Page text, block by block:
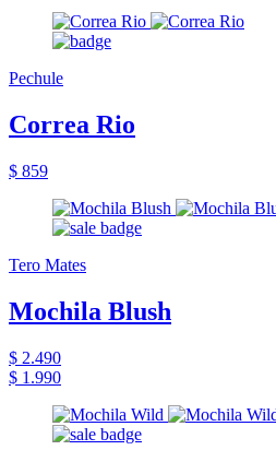
Pechule
Correa Rio
$ 859
Tero Mates
Mochila Blush
$ 2.490
$ 1.990